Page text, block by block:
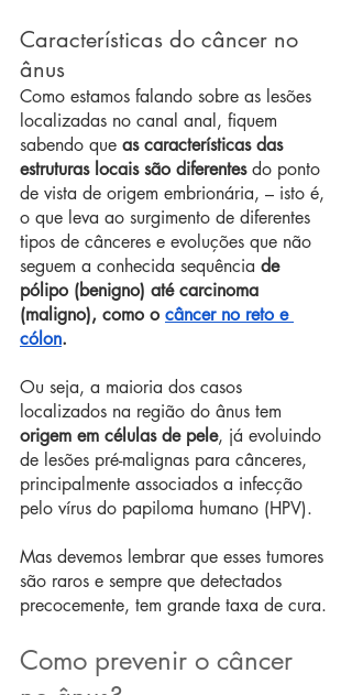
Características do câncer no
ânus
Como estamos falando sobre as lesões
localizadas no canal anal, fiquem
sabendo que as características das
estruturas locais são diferentes do ponto
de vista de origem embrionária, – isto é,
o que leva ao surgimento de diferentes
tipos de cânceres e evoluções que não
seguem a conhecida sequência de
pólipo (benigno) até carcinoma
(maligno), como o câncer no reto e
cólon.
Ou seja, a maioria dos casos
localizados na região do ânus tem
origem em células de pele, já evoluindo
de lesões pré-malignas para cânceres,
principalmente associados a infecção
pelo vírus do papiloma humano (HPV).
Mas devemos lembrar que esses tumores
são raros e sempre que detectados
precocemente, tem grande taxa de cura.
Como prevenir o câncer